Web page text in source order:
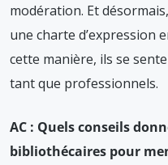
modération. Et
une charte d’expression
cette manière, ils se
tant que professionnels.
AC : Quels conseils
bibliothécaires pour